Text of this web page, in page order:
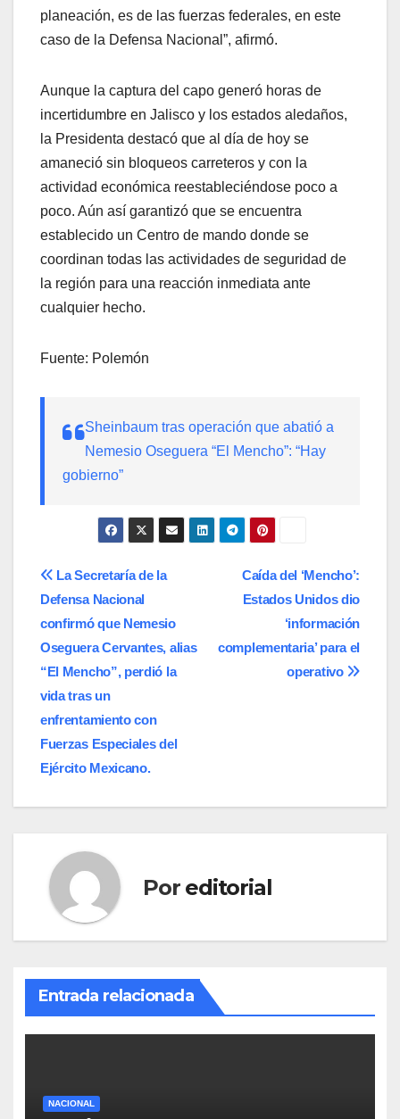
planeación, es de las fuerzas federales, en este
caso de la Defensa Nacional”, afirmó.
Aunque la captura del capo generó horas de
incertidumbre en Jalisco y los estados aledaños,
la Presidenta destacó que al día de hoy se
amaneció sin bloqueos carreteros y con la
actividad económica reestableciéndose poco a
poco. Aún así garantizó que se encuentra
establecido un Centro de mando donde se
coordinan todas las actividades de seguridad de
la región para una reacción inmediata ante
cualquier hecho.
Fuente: Polemón
Sheinbaum tras operación que abatió a
Nemesio Oseguera “El Mencho”: “Hay
gobierno”
Navegación
de
entradas
Caída del ‘Mencho’:
Estados Unidos dio
‘información
complementaria’ para el
operativo
La Secretaría de la
Defensa Nacional
confirmó que Nemesio
Oseguera Cervantes, alias
“El Mencho”, perdió la
vida tras un
enfrentamiento con
Fuerzas Especiales del
Ejército Mexicano.
Por editorial
Entrada relacionada
NACIONAL